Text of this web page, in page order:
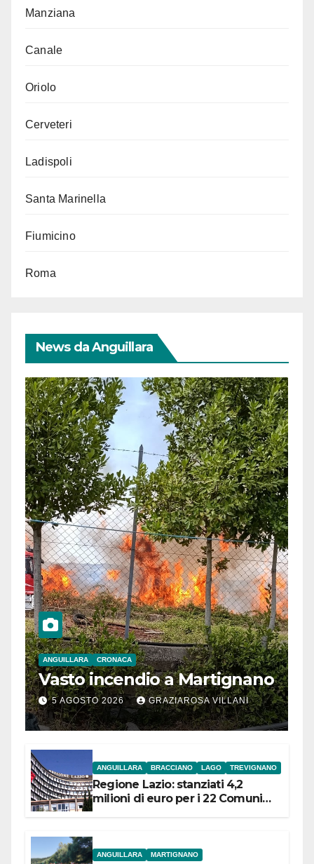
Manziana
Canale
Oriolo
Cerveteri
Ladispoli
Santa Marinella
Fiumicino
Roma
News da Anguillara
ANGUILLARA CRONACA
Vasto incendio a Martignano
5 AGOSTO 2026 GRAZIAROSA VILLANI
ANGUILLARA BRACCIANO LAGO TREVIGNANO
Regione Lazio: stanziati 4,2
milioni di euro per i 22 Comuni
ANGUILLARA MARTIGNANO